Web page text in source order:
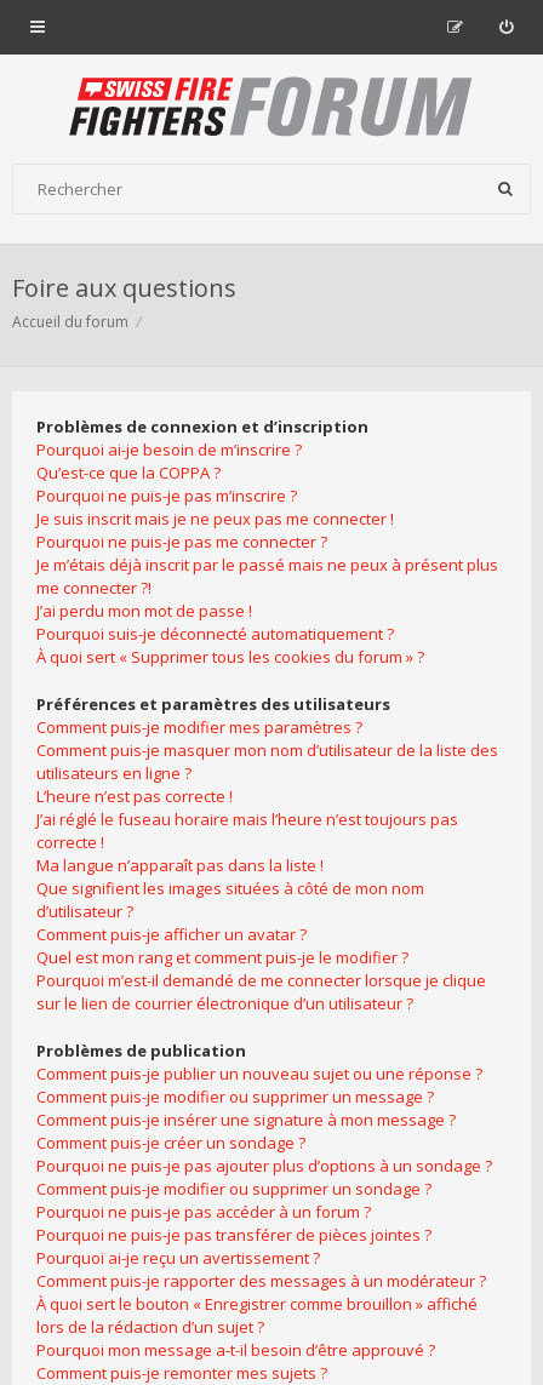
Foire aux questions
Accueil du forum
Problèmes de connexion et d’inscription
Pourquoi ai-je besoin de m’inscrire ?
Qu’est-ce que la COPPA ?
Pourquoi ne puis-je pas m’inscrire ?
Je suis inscrit mais je ne peux pas me connecter !
Pourquoi ne puis-je pas me connecter ?
Je m’étais déjà inscrit par le passé mais ne peux à présent plus
me connecter ?!
J’ai perdu mon mot de passe !
Pourquoi suis-je déconnecté automatiquement ?
À quoi sert « Supprimer tous les cookies du forum » ?
Préférences et paramètres des utilisateurs
Comment puis-je modifier mes paramètres ?
Comment puis-je masquer mon nom d’utilisateur de la liste des
utilisateurs en ligne ?
L’heure n’est pas correcte !
J’ai réglé le fuseau horaire mais l’heure n’est toujours pas
correcte !
Ma langue n’apparaît pas dans la liste !
Que signifient les images situées à côté de mon nom
d’utilisateur ?
Comment puis-je afficher un avatar ?
Quel est mon rang et comment puis-je le modifier ?
Pourquoi m’est-il demandé de me connecter lorsque je clique
sur le lien de courrier électronique d’un utilisateur ?
Problèmes de publication
Comment puis-je publier un nouveau sujet ou une réponse ?
Comment puis-je modifier ou supprimer un message ?
Comment puis-je insérer une signature à mon message ?
Comment puis-je créer un sondage ?
Pourquoi ne puis-je pas ajouter plus d’options à un sondage ?
Comment puis-je modifier ou supprimer un sondage ?
Pourquoi ne puis-je pas accéder à un forum ?
Pourquoi ne puis-je pas transférer de pièces jointes ?
Pourquoi ai-je reçu un avertissement ?
Comment puis-je rapporter des messages à un modérateur ?
À quoi sert le bouton « Enregistrer comme brouillon » affiché
lors de la rédaction d’un sujet ?
Pourquoi mon message a-t-il besoin d’être approuvé ?
Comment puis-je remonter mes sujets ?